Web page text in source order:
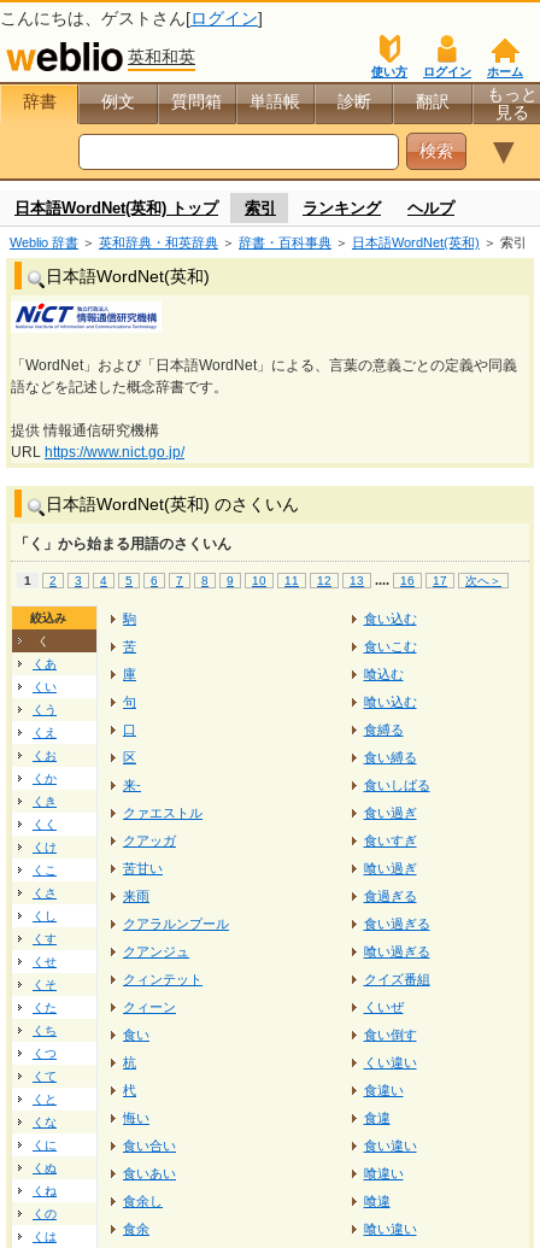
こんにちは、 ゲスト さん[ログイン]
英和和英
ホーム
ログイン
使い方
辞書 例文 質問箱 単語帳 診断 翻訳
もっと
見る
▼
日本語WordNet(英和) トップ 索引 ランキング ヘルプ
Weblio 辞書 ＞ 英和辞典・和英辞典 ＞ 辞書・百科事典 ＞ 日本語WordNet(英和) ＞ 索引
日本語WordNet(英和)
「WordNet」および「日本語WordNet」による、言葉の意義ごとの定義や同義
語などを記述した概念辞書です。
提供 情報通信研究機構
URL https://www.nict.go.jp/
日本語WordNet(英和) のさくいん
「く」から始まる用語のさくいん
1 2 3 4 5 6 7 8 9 10 11 12 13 .... 16 17 次へ＞
絞込み
く
くあ
くい
くう
くえ
くお
くか
くき
くく
くけ
くこ
くさ
くし
くす
くせ
くそ
くた
くち
くつ
くて
くと
くな
くに
くぬ
くね
くの
くは
駒
苦
庫
句
口
区
来-
クァエストル
クアッガ
苦甘い
来雨
クアラルンプール
クアンジュ
クィンテット
クィーン
食い
杭
杙
悔い
食い合い
食いあい
食余し
食余
食い込む
食いこむ
喰込む
喰い込む
食縛る
食い縛る
食いしばる
食い過ぎ
食いすぎ
喰い過ぎ
食過ぎる
食い過ぎる
喰い過ぎる
クイズ番組
くいぜ
食い倒す
くい違い
食違い
食違
食い違い
喰違い
喰違
喰い違い